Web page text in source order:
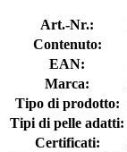
Art.-Nr.:
Contenuto:
EAN:
Marca:
Tipo di prodotto:
Tipi di pelle adatti:
Certificati: